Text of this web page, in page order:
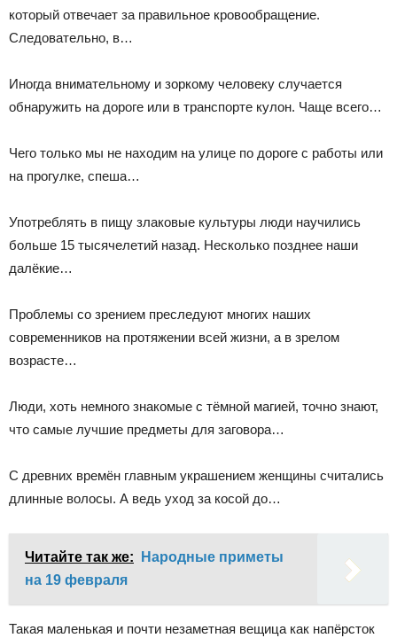
который отвечает за правильное кровообращение.
Следовательно, в…
Иногда внимательному и зоркому человеку случается
обнаружить на дороге или в транспорте кулон. Чаще всего…
Чего только мы не находим на улице по дороге с работы или
на прогулке, спеша…
Употреблять в пищу злаковые культуры люди научились
больше 15 тысячелетий назад. Несколько позднее наши
далёкие…
Проблемы со зрением преследуют многих наших
современников на протяжении всей жизни, а в зрелом
возрасте…
Люди, хоть немного знакомые с тёмной магией, точно знают,
что самые лучшие предметы для заговора…
С древних времён главным украшением женщины считались
длинные волосы. А ведь уход за косой до…
Читайте так же:
Народные приметы
на 19 февраля
Такая маленькая и почти незаметная вещица как напёрсток